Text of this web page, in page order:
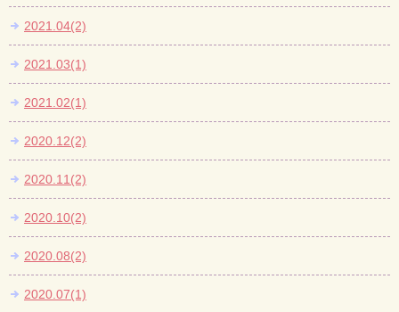
2021.04(2)
2021.03(1)
2021.02(1)
2020.12(2)
2020.11(2)
2020.10(2)
2020.08(2)
2020.07(1)